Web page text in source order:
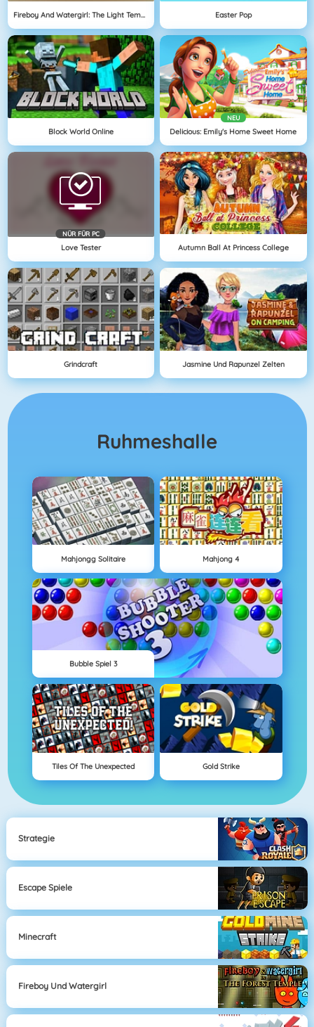
Fireboy And Watergirl: The Light Temple Easter Pop
Block World Online
NEU
Delicious: Emily's Home Sweet Home
NÜR FÜR PC
Love Tester Autumn Ball At Princess College
Grindcraft Jasmine Und Rapunzel Zelten
Ruhmeshalle
Mahjongg Solitaire Mahjong 4
Bubble Spiel 3
Tiles Of The Unexpected Gold Strike
Strategie
Escape Spiele
Minecraft
Fireboy Und Watergirl